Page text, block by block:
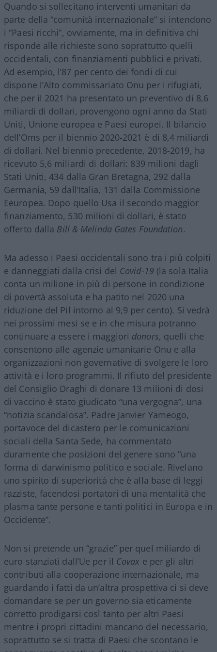
Quando si sollecitano interventi umanitari da
parte della “comunità internazionale” si intendono
i “Paesi ricchi”, ovviamente, ma in definitiva chi
risponde alle richieste sono soprattutto quelli
occidentali, con finanziamenti pubblici e privati.
Ad esempio, l’87 per cento dei fondi di cui
dispone l’Alto commissariato Onu per i rifugiati,
che per il 2021 ha presentato un preventivo di 8,6
miliardi di dollari, provengono ogni anno da Stati
Uniti, Unione europea e Paesi europei. Il bilancio
dell’Oms per il biennio 2020-2021 è di 8,4 miliardi
di dollari. Nel biennio precedente, 2018-2019, ha
ricevuto 5,6 miliardi di dollari: 839 milioni dagli
Stati Uniti, 434 dalla Gran Bretagna, 292 dalla
Germania, 59 dall’Italia, 131 dalla Commissione
Eeuropea. Dopo quello Usa il secondo maggior
finanziamento, 530 milioni di dollari, è stato
offerto dalla Bill & Melinda Gates Foundation.
Ma adesso i Paesi occidentali sono tra i più colpiti
e danneggiati dalla crisi del Covid-19 (la sola Italia
conta un milione in più di persone in condizione
di povertà assoluta e ha patito nel 2020 una
riduzione del Pil intorno al 9,9 per cento). Si vedrà
nei prossimi mesi se e in che misura potranno
continuare a essere i maggiori donors, quelli che
consentono alle agenzie umanitarie Onu e alla
organizzazioni non governative di svolgere le loro
attività e i loro programmi. Il rifiuto del presidente
del Consiglio Draghi di donare 13 milioni di dosi
di vaccino è stato giudicato “una vergogna”, una
“notizia scandalosa”. Padre Janvier Yameogo,
portavoce del dicastero per le comunicazioni
sociali della Santa Sede, ha commentato
duramente che posizioni del genere sono “una
forma di darwinismo politico e sociale. Rivelano
uno spirito di superiorità che è alla base di leggi
razziste, facendosi portatori di una mentalità che
plasma tante persone e tanti politici in Europa e in
Occidente”.
Non si pretende un “grazie” per quel miliardo di
euro stanziati dall’Ue per il Covax e per gli altri
contributi alla cooperazione internazionale, ma
guardando i fatti da un’altra prospettiva ci si deve
domandare se per un governo sia eticamente
corretto prodigarsi così tanto per altri Paesi
mentre i propri cittadini mancano del necessario,
soprattutto se si tratta di Paesi che scontano le